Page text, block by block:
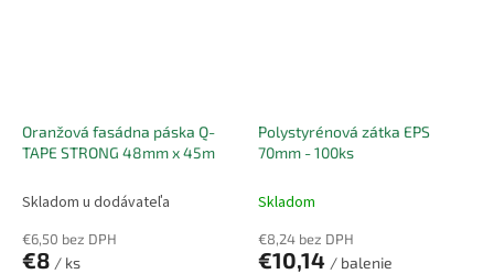
Oranžová fasádna páska Q-
TAPE STRONG 48mm x 45m
Skladom u dodávateľa
€6,50 bez DPH
€8 / ks
Polystyrénová zátka EPS
70mm - 100ks
Skladom
€8,24 bez DPH
€10,14 / balenie